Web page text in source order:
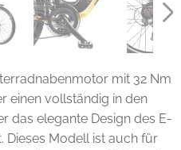
mit 32 Nm
einen vollständig in den
das elegante Design des E-
Dieses Modell ist auch für